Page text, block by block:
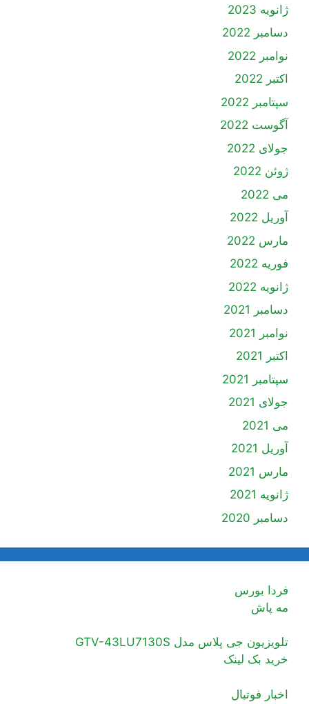
ژانویه 2023
دسامبر 2022
نوامبر 2022
اکتبر 2022
سپتامبر 2022
آگوست 2022
جولای 2022
ژوئن 2022
می 2022
آوریل 2022
مارس 2022
فوریه 2022
ژانویه 2022
دسامبر 2021
نوامبر 2021
اکتبر 2021
سپتامبر 2021
جولای 2021
می 2021
آوریل 2021
مارس 2021
ژانویه 2021
دسامبر 2020
فردا بورس
مه پاش
تلویزیون جی پلاس مدل GTV-43LU7130S
خرید بک لینک
اخبار فوتبال